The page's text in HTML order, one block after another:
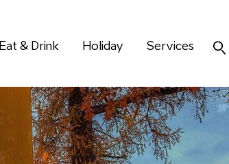
Eat & Drink Holiday Services